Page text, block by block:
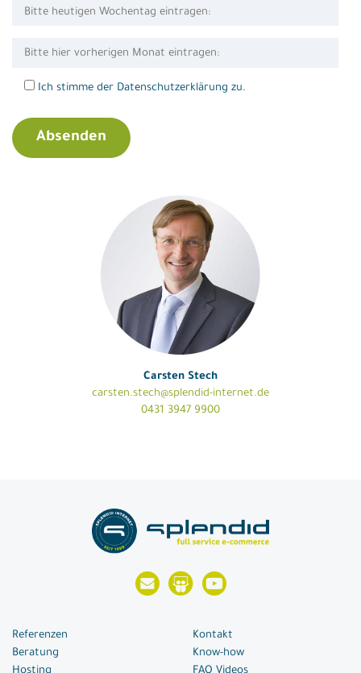
Ich stimme der Datenschutzerklärung zu.
Carsten Stech
carsten.stech@splendid-internet.de
0431 3947 9900
Referenzen
Beratung
Kontakt
Know-how